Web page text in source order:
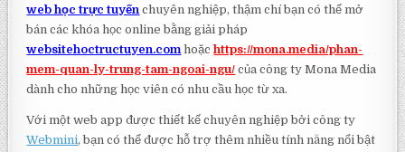
web học trực tuyến chuyên nghiệp, thậm chí bạn có thể mở
bán các khóa học online bằng giải pháp
websitehoctructuyen.comhoặchttps://mona.media/phan-
mem-quan-ly-trung-tam-ngoai-ngu/ của công ty Mona Media
dành cho những học viên có nhu cầu học từ xa.
Với một web app được thiết kế chuyên nghiệp bởi công ty
Webmini, bạn có thể được hỗ trợ thêm nhiều tính năng nổi bật